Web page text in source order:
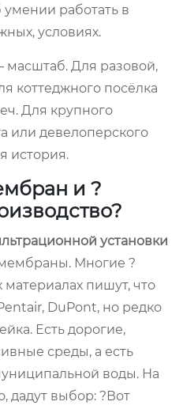
умении работать в
условиях.
масштаб. Для разовой,
коттеджного посёлка
Для крупного
или девелоперского
история.
и ?
установки
Многие ?
пишут, что
DuPont, но редко
Есть дорогие,
среды, а есть
воды. На
дадут выбор: ?Вот